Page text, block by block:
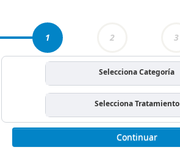
1 2 3
Selecciona Categoría
Selecciona Tratamiento
Continuar